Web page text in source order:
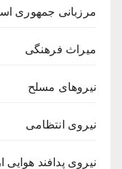
مرزبانی جمهوری
میراث فرهنگی
نیروهای مسلح
نیروی انتظامی
نیروی پدافند